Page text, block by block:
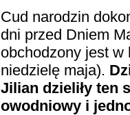
Cud narodzin
dni przed Dniem
obchodzony jest w
niedzielę maja).
Jilian dzieliły ten
owodniowy i